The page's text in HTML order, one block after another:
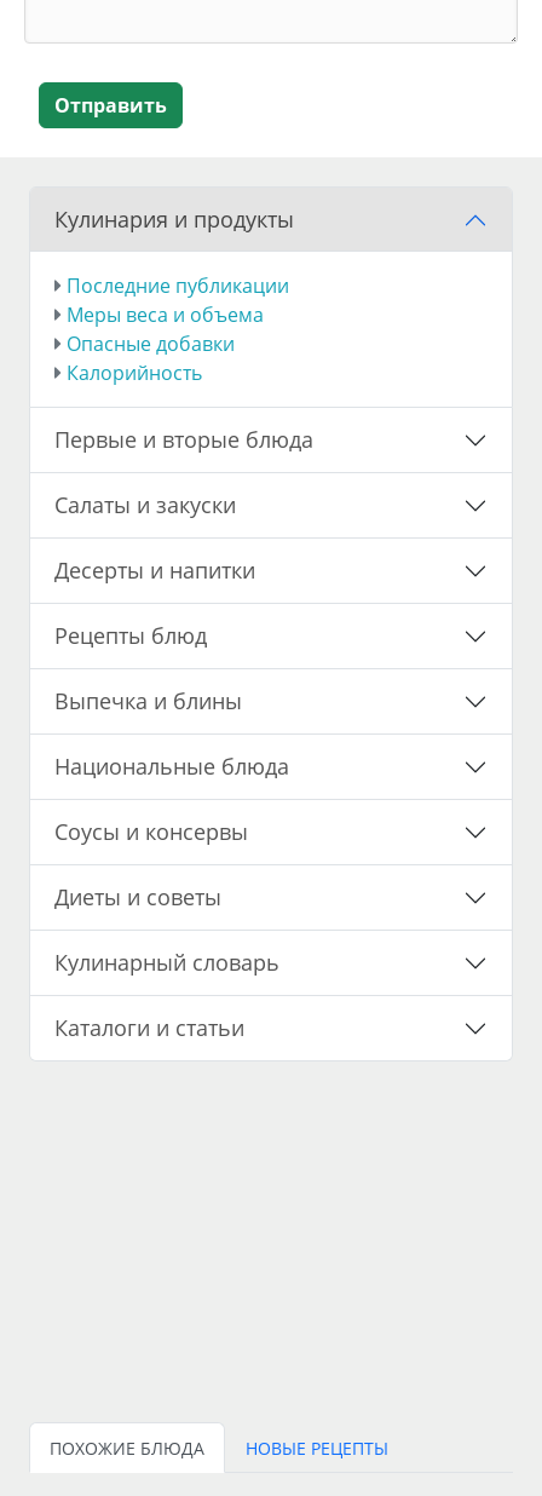
Отправить
Кулинария и продукты
Последние публикации
Меры веса и объема
Опасные добавки
Калорийность
Первые и вторые блюда
Салаты и закуски
Десерты и напитки
Рецепты блюд
Выпечка и блины
Национальные блюда
Соусы и консервы
Диеты и советы
Кулинарный словарь
Каталоги и статьи
ПОХОЖИЕ БЛЮДА НОВЫЕ РЕЦЕПТЫ